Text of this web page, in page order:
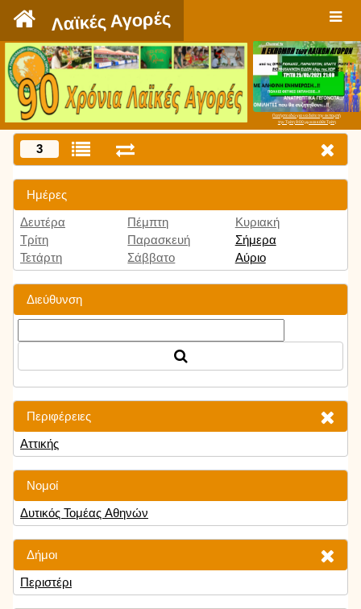
Λαϊκές Αγορές
Πατήστε εδώ για να δείτε την εκπομπή
την Τρίτη 9:00 μμ και κάθε Τρίτη
3
Ημέρες
Δευτέρα
Τρίτη
Τετάρτη
Πέμπτη
Παρασκευή
Σάββατο
Κυριακή
Σήμερα
Αύριο
Διεύθυνση
Περιφέρειες
Αττικής
Νομοί
Δυτικός Τομέας Αθηνών
Δήμοι
Περιστέρι